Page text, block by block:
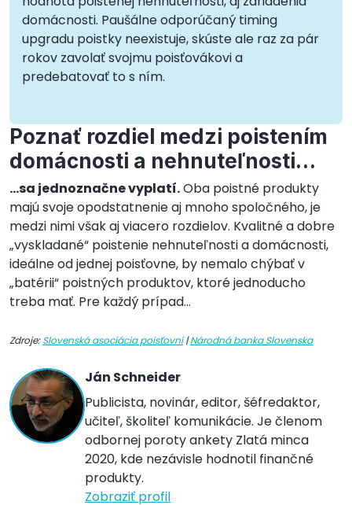
domácnosti. Paušálne odporúčaný timing
upgradu poistky neexistuje, skúste ale raz za pár
rokov zavolať svojmu poisťovákovi a
predebatovať to s ním.
Poznať rozdiel medzi poistením
domácnosti a nehnuteľnosti…
...sa jednoznačne vyplatí.Oba poistné produkty
majú svoje opodstatnenie aj mnoho spoločného, je
medzi nimi však aj viacero rozdielov. Kvalitné a dobre
„vyskladané“ poistenie nehnuteľnosti a domácnosti,
ideálne od jednej poisťovne, by nemalo chýbať v
„batérii“ poistných produktov, ktoré jednoducho
treba mať. Pre každý prípad...
Zdroje:Slovenská asociácia poisťovní|Národná banka Slovenska
Ján Schneider
Publicista, novinár, editor, šéfredaktor,
učiteľ, školiteľ komunikácie. Je členom
odbornej poroty ankety Zlatá minca
2020, kde nezávisle hodnotil finančné
produkty.
Zobraziť profil